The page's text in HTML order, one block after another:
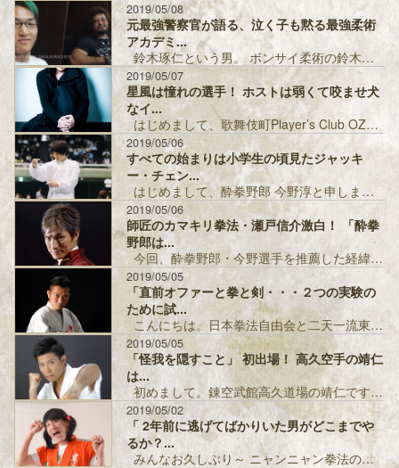
2019/05/08
元最強警察官が語る、泣く子も黙る最強柔術
アカデミ...
鈴木琢仁という男。 ボンサイ柔術の鈴木琢仁。 琢仁はタクミと読む。 巌流島ファンには馴染みのない男かもしれない。 彼の来歴を簡...
2019/05/07
星風は憧れの選手！ ホストは弱くて咬ませ犬
なイ...
はじめまして、歌舞伎町Player’s Club OZONE 舞杞維沙耶(まき いざや)です。 普段は歌舞伎町で行...
2019/05/06
すべての始まりは小学生の頃見たジャッキ
ー・チェン...
はじめまして、酔拳野郎 今野淳と申します。 まず、自分のような実績も何もない人間に、酔拳で巌流島出場という人生最大の夢を叶えて...
2019/05/06
師匠のカマキリ拳法・瀬戸信介激白！ 「酔拳
野郎は...
今回、酔拳野郎・今野選手を推薦した経緯について。 まず私のところに谷川さんから電話があり、いつもの調子で「瀬戸くん、今度、巌流...
2019/05/05
「直前オファーと拳と剣・・・２つの実験の
ために試...
こんにちは。日本拳法自由会と二天一流東京支部所属の左禅丸です。 今回、２連敗中の巌流島に、３回連続の出場となります。 この話、...
2019/05/05
「怪我を隠すこと」 初出場！ 高久空手の靖仁
は...
初めまして。錬空武館高久道場の靖仁です。 今回、急遽出場オファーをいただき感謝いたします。 ちょうどTwitterで巌流島の告...
2019/05/02
「 2年前に逃げてばかりいた男がどこまでや
るか？...
みんなお久しぶり～ ニャンニャン拳法の大ももちだよ！ よろしくニャン♡ 4月21日にRIZINが開催された横浜アリーナに観に行...